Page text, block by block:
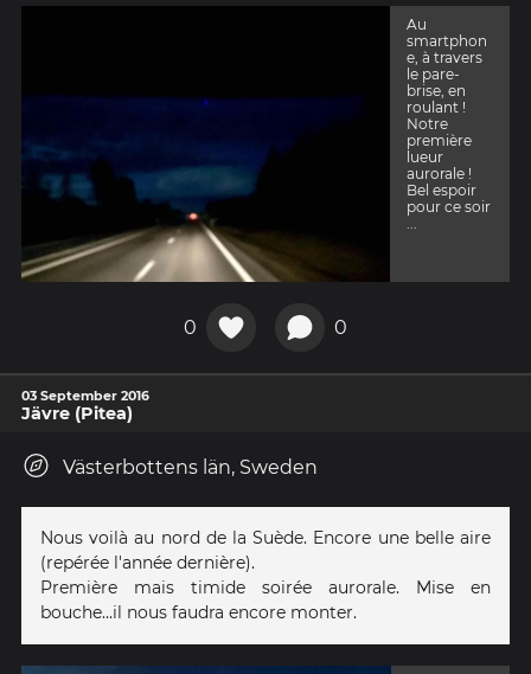
Au
smartphon
e, à travers
le pare-
brise, en
roulant !
Notre
première
lueur
aurorale !
Bel espoir
pour ce soir
...
0 0
03 September 2016
Jävre (Pitea)
Västerbottens län, Sweden
Nous voilà au nord de la Suède. Encore une belle aire
(repérée l'année dernière).
Première mais timide soirée aurorale. Mise en
bouche...il nous faudra encore monter.